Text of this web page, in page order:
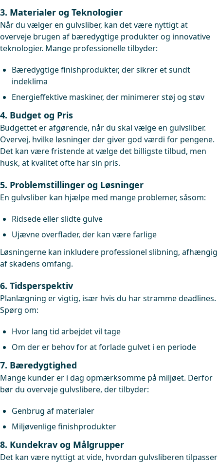
3. Materialer og Teknologier
Når du vælger en gulvsliber, kan det være nyttigt at
overveje brugen af bæredygtige produkter og innovative
teknologier. Mange professionelle tilbyder:
Bæredygtige finishprodukter, der sikrer et sundt
indeklima
Energieffektive maskiner, der minimerer støj og støv
4. Budget og Pris
Budgettet er afgørende, når du skal vælge en gulvsliber.
Overvej, hvilke løsninger der giver god værdi for pengene.
Det kan være fristende at vælge det billigste tilbud, men
husk, at kvalitet ofte har sin pris.
5. Problemstillinger og Løsninger
En gulvsliber kan hjælpe med mange problemer, såsom:
Ridsede eller slidte gulve
Ujævne overflader, der kan være farlige
Løsningerne kan inkludere professionel slibning, afhængig
af skadens omfang.
6. Tidsperspektiv
Planlægning er vigtig, især hvis du har stramme deadlines.
Spørg om:
Hvor lang tid arbejdet vil tage
Om der er behov for at forlade gulvet i en periode
7. Bæredygtighed
Mange kunder er i dag opmærksomme på miljøet. Derfor
bør du overveje gulvslibere, der tilbyder:
Genbrug af materialer
Miljøvenlige finishprodukter
8. Kundekrav og Målgrupper
Det kan være nyttigt at vide, hvordan gulvsliberen tilpasser